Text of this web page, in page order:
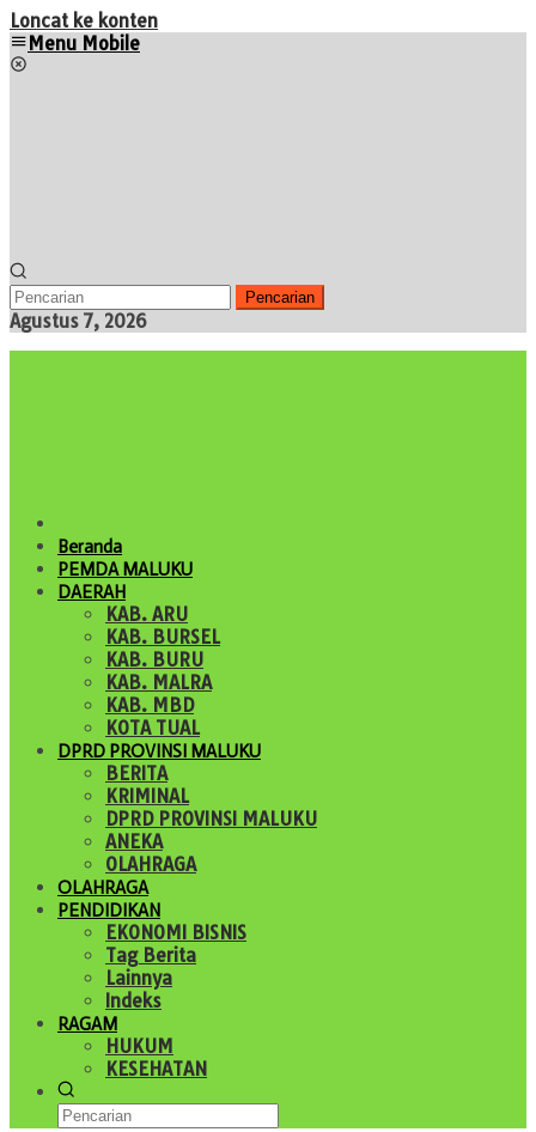
Loncat ke konten
Menu Mobile
Pencarian
Agustus 7, 2026
Beranda
PEMDA MALUKU
DAERAH
KAB. ARU
KAB. BURSEL
KAB. BURU
KAB. MALRA
KAB. MBD
KOTA TUAL
DPRD PROVINSI MALUKU
BERITA
KRIMINAL
DPRD PROVINSI MALUKU
ANEKA
OLAHRAGA
OLAHRAGA
PENDIDIKAN
EKONOMI BISNIS
Tag Berita
Lainnya
Indeks
RAGAM
HUKUM
KESEHATAN